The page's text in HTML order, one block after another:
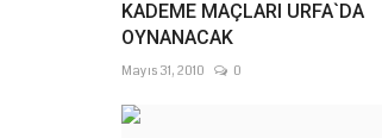
KADEME MAÇLARI URFA`DA
OYNANACAK
Mayıs 31, 2010 0